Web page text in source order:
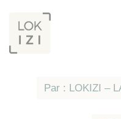
Par : LOKIZI –